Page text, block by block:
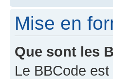
Mise en
Que sont les
Le BBCode